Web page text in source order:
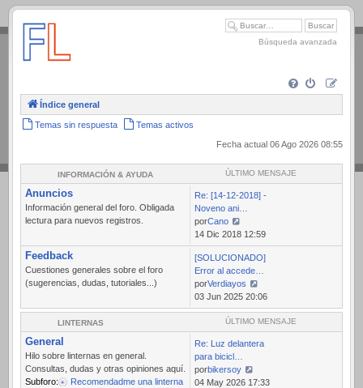
.
Búsqueda avanzada
Índice general
Temas sin respuesta
Temas activos
Fecha actual 06 Ago 2026 08:55
INFORMACIÓN & AYUDA ÚLTIMO MENSAJE
Anuncios
Información general del foro. Obligada
lectura para nuevos registros.
Re: [14-12-2018] -
Noveno ani…
porCano
Ver
último
mensaje
14 Dic 2018 12:59
Feedback
Cuestiones generales sobre el foro
(sugerencias, dudas, tutoriales...)
[SOLUCIONADO]
Error al accede…
porVerdiayos
Ver
último
mensaje
03 Jun 2025 20:06
LINTERNAS ÚLTIMO MENSAJE
General
Hilo sobre linternas en general.
Consultas, dudas y otras opiniones aquí.
Subforo:
Recomendadme una linterna
Re: Luz delantera
para bicicl…
porbikersoy
Ver
04 May 2026 17:33